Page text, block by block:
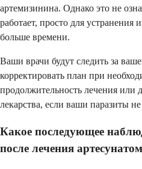
артемизинина. Однако это не
работает, просто для
больше времени.
Ваши врачи будут следить за
корректировать план при
продолжительность лечения или
лекарства, если ваши паразиты
Какое последующее
после лечения